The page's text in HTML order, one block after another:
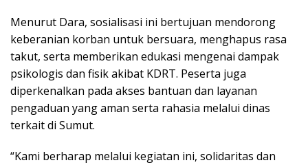
Menurut Dara, sosialisasi ini bertujuan mendorong
keberanian korban untuk bersuara, menghapus rasa
takut, serta memberikan edukasi mengenai dampak
psikologis dan fisik akibat KDRT. Peserta juga
diperkenalkan pada akses bantuan dan layanan
pengaduan yang aman serta rahasia melalui dinas
terkait di Sumut.
“Kami berharap melalui kegiatan ini, solidaritas dan